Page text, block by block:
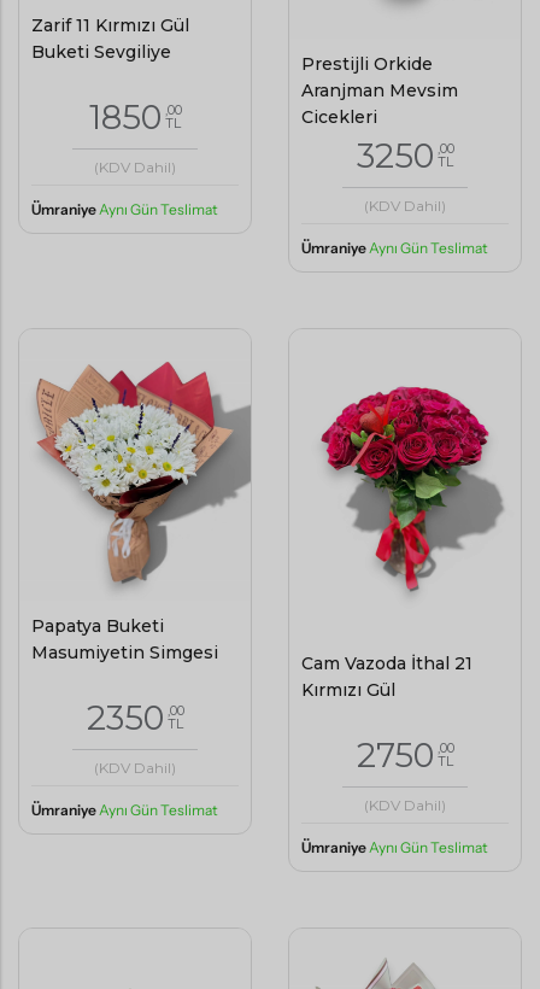
Zarif 11 Kırmızı Gül
Buketi Sevgiliye
1850 ,00
TL
(KDV Dahil)
ÜmraniyeAynı Gün Teslimat
Prestijli Orkide
Aranjman Mevsim
Çiçekleri
3250 ,00
TL
(KDV Dahil)
Ümraniye Aynı Gün Teslimat
Papatya Buketi
Masumiyetin Simgesi
2350 ,00
TL
(KDV Dahil)
Ümraniye Aynı Gün Teslimat
Cam Vazoda İthal 21
Kırmızı Gül
2750 ,00
TL
(KDV Dahil)
Ümraniye Aynı Gün Teslimat